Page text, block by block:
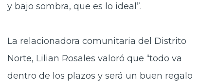
y bajo sombra, que es lo ideal”.
La relacionadora comunitaria del Distrito
Norte, Lilian Rosales valoró que “todo va
dentro de los plazos y será un buen regalo